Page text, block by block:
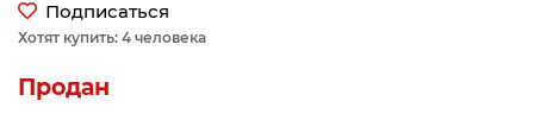
Подписаться
Хотят купить: 4 человека
Продан